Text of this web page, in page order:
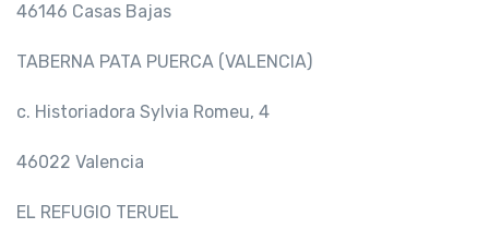
46146 Casas Bajas
TABERNA PATA PUERCA (VALENCIA)
c. Historiadora Sylvia Romeu, 4
46022 Valencia
EL REFUGIO TERUEL